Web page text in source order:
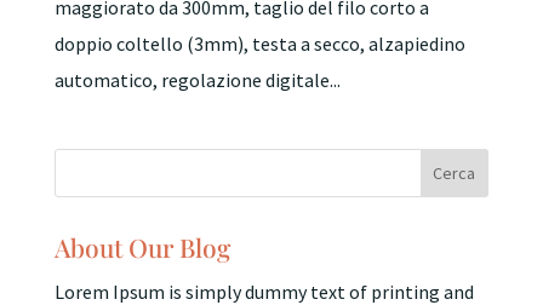
maggiorato da 300mm, taglio del filo corto a
doppio coltello (3mm), testa a secco, alzapiedino
automatico, regolazione digitale...
About Our Blog
Lorem Ipsum is simply dummy text of printing and